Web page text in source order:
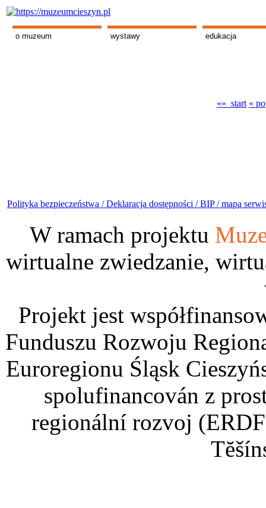
o muzeum wystawy edukacja
«« start «
Polityka bezpieczeństwa /Deklaracja dostępności /BIP /mapa
W ramach projektu
wirtualne zwiedzanie,
Projekt jest
Funduszu Rozwoju
Euroregionu Śląsk
spolufinancován z
regionální rozvoj